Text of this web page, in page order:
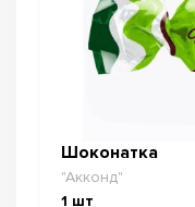
Шоконатка
"Акконд"
1 шт